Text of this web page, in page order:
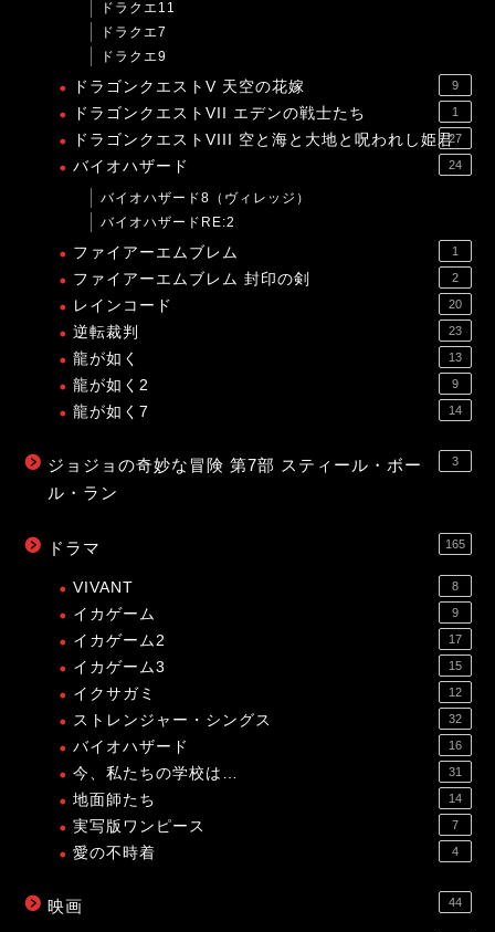
ドラクエ11
ドラクエ7
ドラクエ9
ドラゴンクエストV 天空の花嫁 9
ドラゴンクエストVII エデンの戦士たち 1
ドラゴンクエストVIII 空と海と大地と呪われし姫君27
バイオハザード 24
バイオハザード8（ヴィレッジ）
バイオハザードRE:2
ファイアーエムブレム 1
ファイアーエムブレム 封印の剣 2
レインコード 20
逆転裁判 23
龍が如く 13
龍が如く2 9
龍が如く7 14
ジョジョの奇妙な冒険 第7部 スティール・ボー
ル・ラン
3
ドラマ 165
VIVANT 8
イカゲーム 9
イカゲーム2 17
イカゲーム3 15
イクサガミ 12
ストレンジャー・シングス 32
バイオハザード 16
今、私たちの学校は… 31
地面師たち 14
実写版ワンピース 7
愛の不時着 4
映画 44